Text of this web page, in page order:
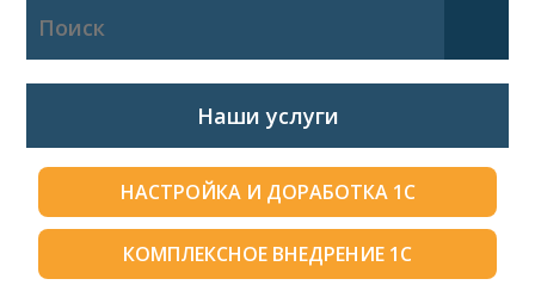
Наши услуги
НАСТРОЙКА И ДОРАБОТКА 1С
КОМПЛЕКСНОЕ ВНЕДРЕНИЕ 1С